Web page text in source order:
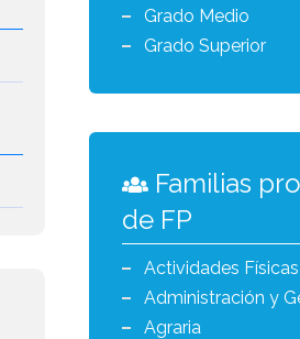
Grado Medio
Grado Superior
Familias
de FP
Actividades
Administración y
Agraria